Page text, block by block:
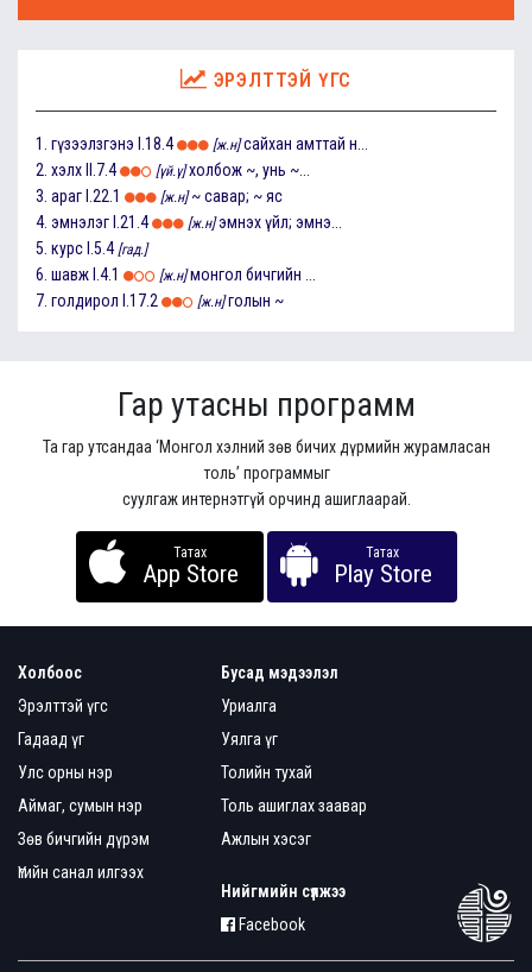
ЭРЭЛТТЭЙ ҮГС
1. гүзээлзгэнэ I.18.4 [ж.н] сайхан амттай н...
2. хэлх II.7.4 [үй.ү] холбож ~, унь ~...
3. араг I.22.1 [ж.н] ~ савар; ~ яс
4. эмнэлэг I.21.4 [ж.н] эмнэх үйл; эмнэ...
5. курс I.5.4 [гад.]
6. шавж I.4.1 [ж.н] монгол бичгийн ...
7. голдирол I.17.2 [ж.н] голын ~
Гар утасны программ
Та гар утсандаа ‘Монгол хэлний зөв бичих дүрмийн журамласан
толь’ программыг
суулгаж интернэтгүй орчинд ашиглаарай.
Татах
App Store
Татах
Play Store
Холбоос
Эрэлттэй үгс
Гадаад үг
Улс орны нэр
Аймаг, сумын нэр
Зөв бичгийн дүрэм
Үгийн санал илгээх
Бусад мэдээлэл
Уриалга
Уялга үг
Толийн тухай
Толь ашиглах заавар
Ажлын хэсэг
Нийгмийн сүлжээ
Facebook